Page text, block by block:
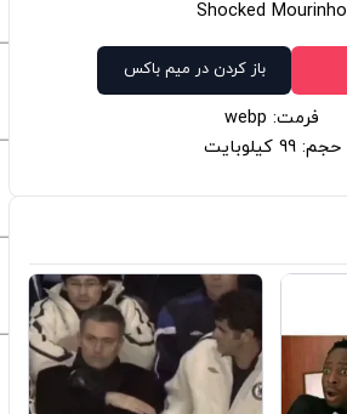
Shocked Mourinho
باز کردن در میم باکس
فرمت: webp
حجم: 99 کیلوبایت